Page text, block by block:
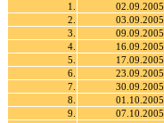
1.
02.09.2005
2.
03.09.2005
3.
09.09.2005
4.
16.09.2005
5.
17.09.2005
6.
23.09.2005
7.
30.09.2005
8.
01.10.2005
9.
07.10.2005